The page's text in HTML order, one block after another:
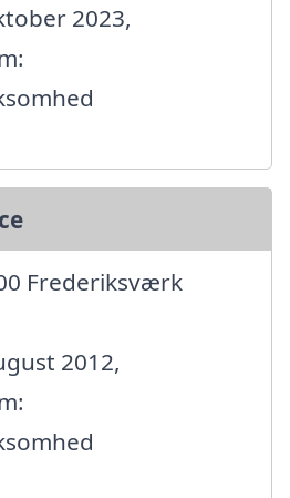
2023,
Frederiksværk
2012,